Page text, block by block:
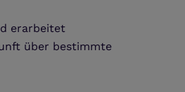
erarbeitet
über bestimmte